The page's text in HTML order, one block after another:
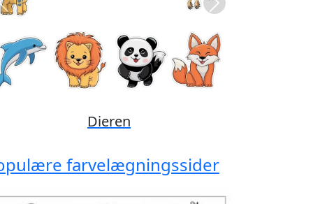
Disney
Previous Next
farvelægningssider